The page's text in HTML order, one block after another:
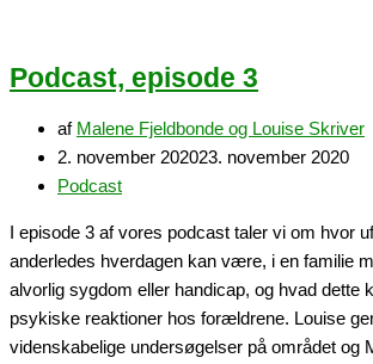
Podcast, episode 3
af Malene Fjeldbonde og Louise Skriver
2. november 202023. november 2020
Podcast
I episode 3 af vores podcast taler vi om hvor
anderledes hverdagen kan være, i en familie
alvorlig sygdom eller handicap, og hvad dette
psykiske reaktioner hos forældrene. Louise
videnskabelige undersøgelser på området og